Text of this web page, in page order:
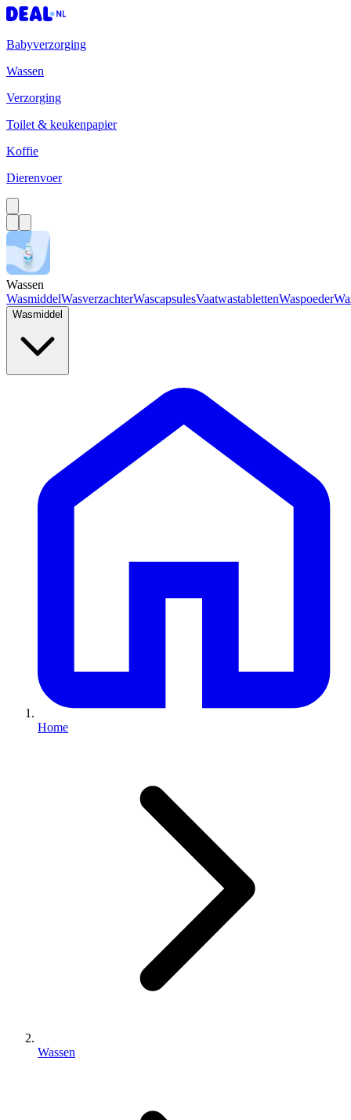
Babyverzorging
Wassen
Verzorging
Toilet & keukenpapier
Koffie
Dierenvoer
Wassen
WasmiddelWasverzachterWascapsulesVaatwastablettenWaspoeder
Wasmiddel
Home
Wassen